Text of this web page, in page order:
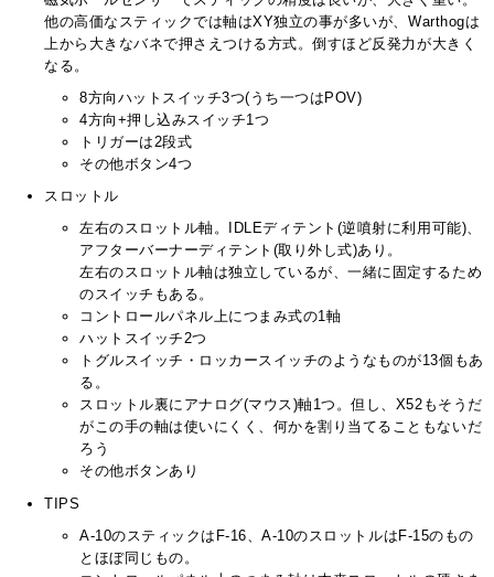
他の高価なスティックでは軸はXY独立の事が多いが、Warthogは
上から大きなバネで押さえつける方式。倒すほど反発力が大きく
なる。
8方向ハットスイッチ3つ(うち一つはPOV)
4方向+押し込みスイッチ1つ
トリガーは2段式
その他ボタン4つ
スロットル
左右のスロットル軸。IDLEディテント(逆噴射に利用可能)、
アフターバーナーディテント(取り外し式)あり。
左右のスロットル軸は独立しているが、一緒に固定するため
のスイッチもある。
コントロールパネル上につまみ式の1軸
ハットスイッチ2つ
トグルスイッチ・ロッカースイッチのようなものが13個もあ
る。
スロットル裏にアナログ(マウス)軸1つ。但し、X52もそうだ
がこの手の軸は使いにくく、何かを割り当てることもないだ
ろう
その他ボタンあり
TIPS
A-10のスティックはF-16、A-10のスロットルはF-15のもの
とほぼ同じもの。